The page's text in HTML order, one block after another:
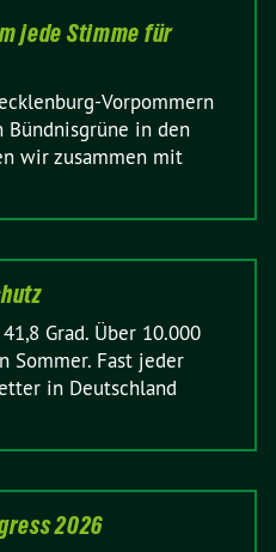
jede Stimme für
Vorpommern
Bündnisgrüne in den
wir zusammen mit
Grad. Über 10.000
Sommer. Fast jeder
in Deutschland
2026